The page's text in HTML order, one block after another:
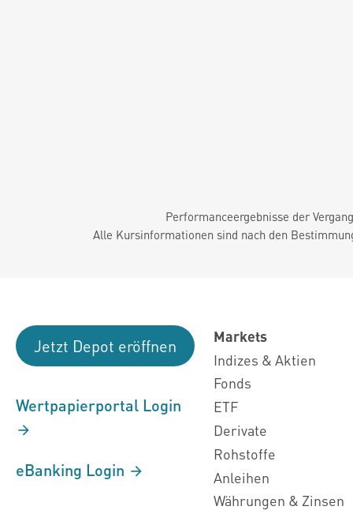
Performanceergebnisse der
Alle Kursinformationen sind nach den
Jetzt Depot eröffnen
Wertpapierportal Login
eBanking Login
Markets
Indizes & Aktien
Fonds
ETF
Derivate
Rohstoffe
Anleihen
Währungen & Zinsen